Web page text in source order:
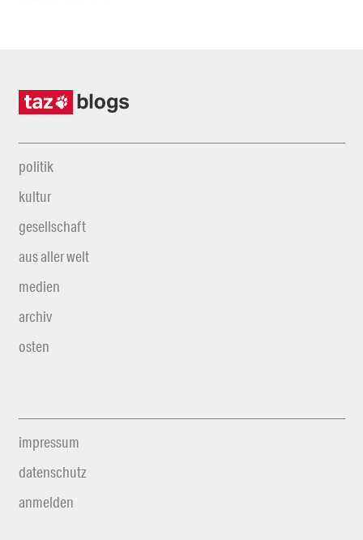
politik
kultur
gesellschaft
aus aller welt
medien
archiv
osten
impressum
datenschutz
anmelden